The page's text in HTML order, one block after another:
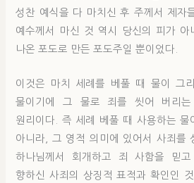
성찬 예식을 다 마치신 후 주께서 제자
예수께서 마신 것 역시 당신의 피가 아
나온 포도로 만든 포도주일 뿐이었다.
이것은 마치 세례를 베풀 때 물이 그
물이기에 그 물로 죄를 씻어 버리
원리이다. 즉 세례 베풀 때 사용하는 물
아니라, 그 영적 의미에 있어서 사죄를
하나님께서 회개하고 죄 사함을 믿
향하신 사죄의 상징적 표적과 확인인